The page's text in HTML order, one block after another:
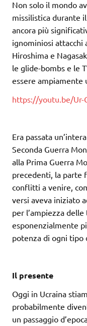
Non solo il mondo
missilistica durante
ancora più
ignominiosi attacchi
Hiroshima e
le glide-bombs e le
essere ampiamente
https://youtu.be/Ur-
Era passata
Seconda Guerra
alla Prima Guerra
precedenti, la parte
conflitti a venire,
versi aveva iniziato
per l’ampiezza
esponenzialmente
potenza di ogni tipo
Il presente
Oggi in Ucraina
probabilmente
un passaggio